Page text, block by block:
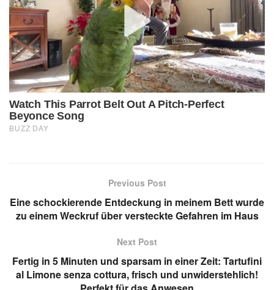
Previous Post
Eine schockierende Entdeckung in meinem Bett wurde
zu einem Weckruf über versteckte Gefahren im Haus
Next Post
Fertig in 5 Minuten und sparsam in einer Zeit: Tartufini
al Limone senza cottura, frisch und unwiderstehlich!